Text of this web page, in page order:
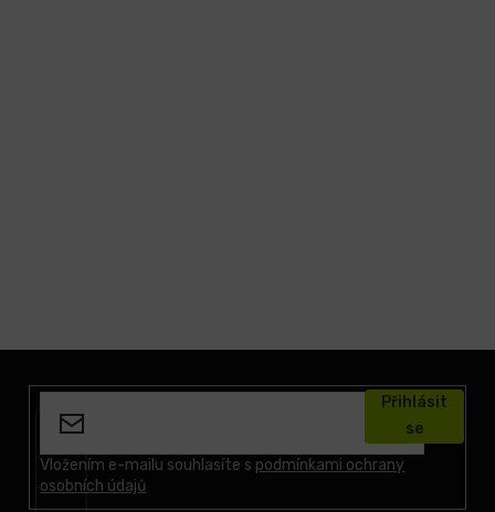
Vložením e-mailu souhlasíte s podmínkami ochrany
osobních údajů
Přihlásit
se